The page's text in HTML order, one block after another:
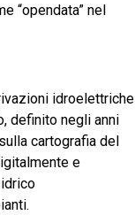
“opendata” nel
idroelettriche
definito negli anni
cartografia del
e